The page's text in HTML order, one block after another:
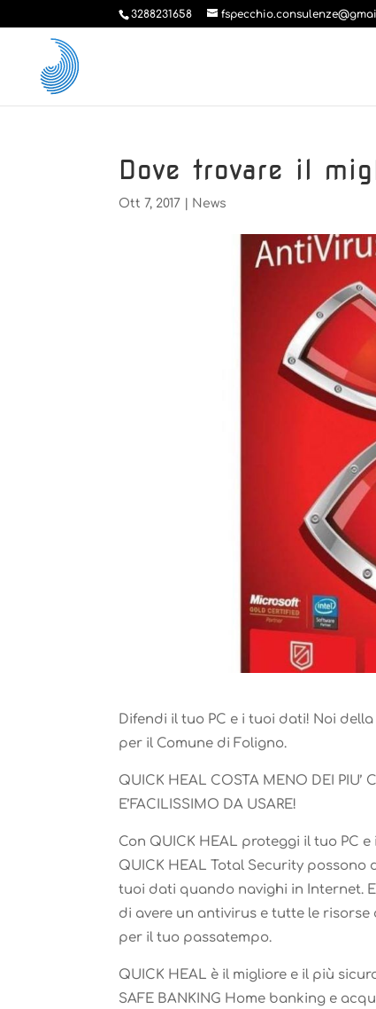
3288231658
Dove trovare il
Ott 7, 2017 News
Difendi il tuo PC e i tuoi dati! Noi della
per il Comune di Foligno.
QUICK HEAL COSTA MENO DEI PIU’
E’FACILISSIMO DA USARE!
Con QUICK HEAL proteggi il tuo PC
QUICK HEAL Total Security
tuoi dati quando navighi in Internet.
di avere un antivirus e tutte le
per il tuo passatempo.
QUICK HEAL è il migliore e il più
SAFE BANKING Home banking e